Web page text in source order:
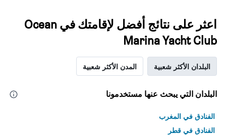
اعثر على نتائج أفضل لإقامتك في Ocean
Marina Yacht Club
البلدان الأكثر شعبية المدن الأكثر شعبية
البلدان التي يبحث عنها مستخدمونا
الفنادق في المغرب
الفنادق في قطر